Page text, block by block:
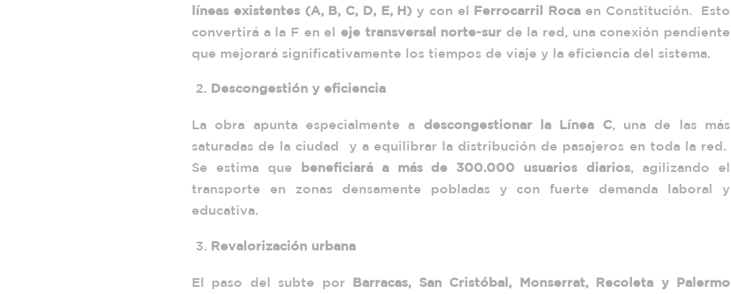
líneas existentes (A, B, C, D, E, H) y con el Ferrocarril Roca en Constitución. Esto
convertirá a la F en el eje transversal norte-sur de la red, una conexión pendiente
que mejorará significativamente los tiempos de viaje y la eficiencia del sistema.
Descongestión y eficiencia
La obra apunta especialmente a descongestionar la Línea C, una de las más
saturadas de la ciudad y a equilibrar la distribución de pasajeros en toda la red.
Se estima que
beneficiará a más de 300.000 usuarios diarios, agilizando el
transporte en zonas densamente pobladas y con fuerte demanda laboral y
educativa.
Revalorización urbana
El paso del subte por Barracas, San Cristóbal, Monserrat, Recoleta y Palermo